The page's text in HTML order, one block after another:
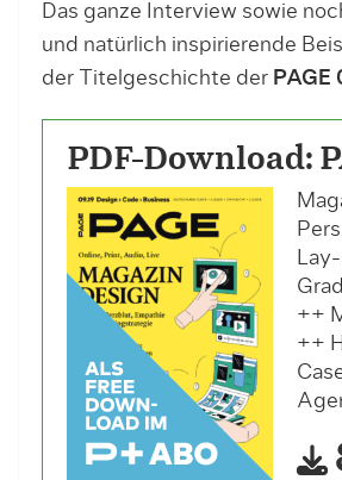
Das ganze Interview sowie
und natürlich inspirierende
der Titelgeschichte der
PDF-Download:
++
++